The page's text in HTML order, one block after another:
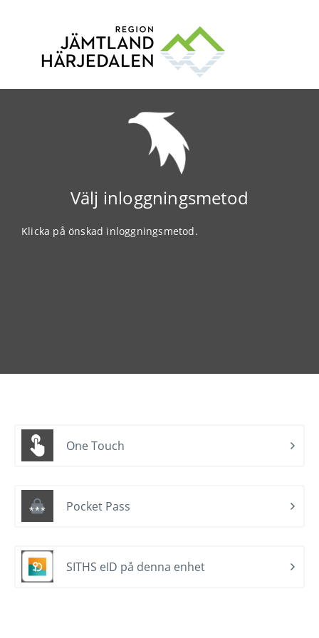
Välj inloggningsmetod
Klicka på önskad inloggningsmetod.
One Touch
Pocket Pass
SITHS eID på denna enhet